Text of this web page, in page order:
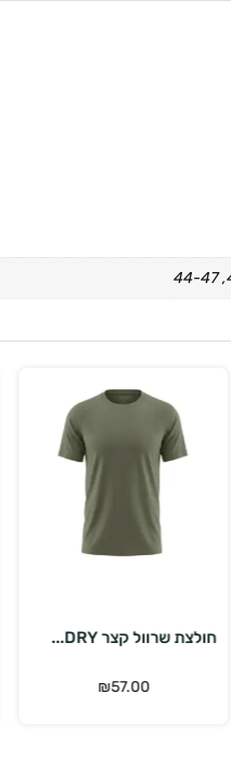
חולצת שרוול קצר DRY...
₪57.00